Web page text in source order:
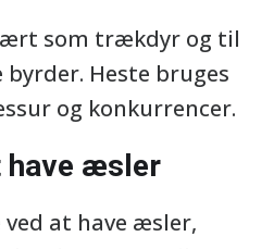
som trækdyr og til
Heste bruges
og konkurrencer.
have æsler
at have æsler,